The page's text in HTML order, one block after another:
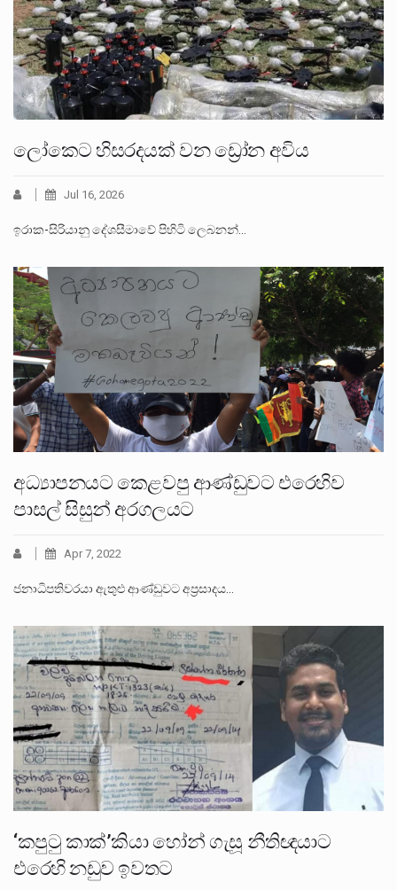
ලෝකෙට හිසරදයක් වන ඩ්‍රෝන අවිය
Jul 16, 2026
ඉරාක-සිරියානු දේශසීමාවේ පිහිටි ලෙබනන්…
අධ්‍යාපනයට කෙළවපු ආණ්ඩුවට එරෙහිව
පාසල් සිසුන් අරගලයට
Apr 7, 2022
ජනාධිපතිවරයා ඇතුළු ආණ්ඩුවට අප්‍රසාදය…
‘කපුටු කාක්’කියා හෝන් ගැසූ නීතිඥයාට
එරෙහි නඩුව ඉවතට